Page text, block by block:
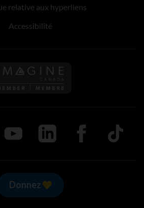
relative aux hyperliens
Accessibilité
sur Instagram
Suivez nous sur Youtube
Suivez nous sur LinkedIn
Suivez nous sur
TikTok
Donnez